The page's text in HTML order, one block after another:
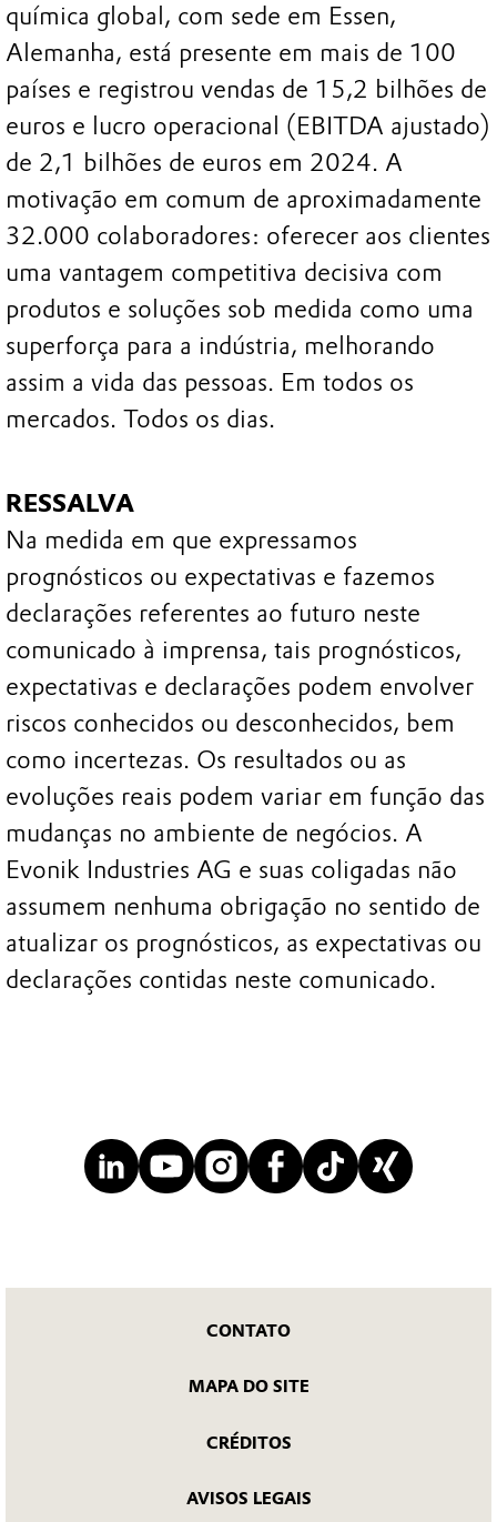
química global, com sede em Essen,
Alemanha, está presente em mais de 100
países e registrou vendas de 15,2 bilhões de
euros e lucro operacional (EBITDA ajustado)
de 2,1 bilhões de euros em 2024. A
motivação em comum de aproximadamente
32.000 colaboradores: oferecer aos clientes
uma vantagem competitiva decisiva com
produtos e soluções sob medida como uma
superforça para a indústria, melhorando
assim a vida das pessoas. Em todos os
mercados. Todos os dias.
RESSALVA
Na medida em que expressamos
prognósticos ou expectativas e fazemos
declarações referentes ao futuro neste
comunicado à imprensa, tais prognósticos,
expectativas e declarações podem envolver
riscos conhecidos ou desconhecidos, bem
como incertezas. Os resultados ou as
evoluções reais podem variar em função das
mudanças no ambiente de negócios. A
Evonik Industries AG e suas coligadas não
assumem nenhuma obrigação no sentido de
atualizar os prognósticos, as expectativas ou
declarações contidas neste comunicado.
CONTATO
MAPA DO SITE
CRÉDITOS
AVISOS LEGAIS